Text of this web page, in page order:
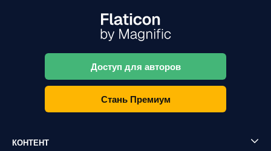
Доступ для авторов
Стань Премиум
КОНТЕНТ